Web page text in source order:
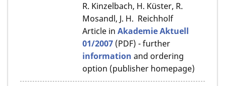
R. Kinzelbach, H. Küster, R.
Mosandl, J. H. Reichholf
Article in Akademie Aktuell
01/2007 (PDF) - further
information and ordering
option (publisher homepage)